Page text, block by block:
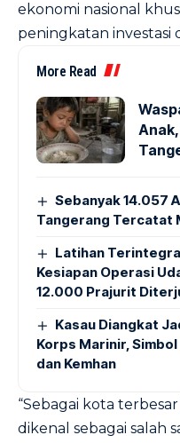
ekonomi nasional
peningkatan
More Read
Sebanyak 14.057
Tangerang Tercatat
Latihan
Kesiapan Operasi
12.000 Prajurit
Kasau Diangkat
Korps Marinir,
dan Kemhan
“Sebagai kota
dikenal sebagai salah